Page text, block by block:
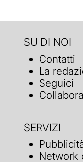
SU DI NOI
Contatti
La
Seguici
Collabora
SERVIZI
Network